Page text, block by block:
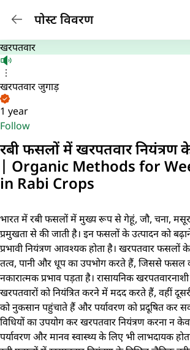
पोस्ट विवरण
खरपतवार
खरपतवार जुगाड़
1 year
Follow
रबी फसलों में खरपतवार नियंत्रण
| Organic Methods for
in Rabi Crops
भारत में रबी फसलों में मुख्य रूप से गेहूं, जौ, चना,
प्रमुखता से की जाती है। इन फसलों के उत्पादन को
प्रभावी नियंत्रण आवश्यक होता है। खरपतवार फसलों
तत्व, पानी और धूप का उपभोग करते हैं, जिससे फसल
नकारात्मक प्रभाव पड़ता है। रासायनिक
खरपतवारों को नियंत्रित करने में मदद करते हैं, वहीं दूसरी
को नुकसान पहुंचाते हैं और पर्यावरण को प्रदूषित कर
विधियों का उपयोग कर खरपतवार नियंत्रण करना न
पर्यावरण और मानव स्वास्थ्य के लिए भी लाभदायक